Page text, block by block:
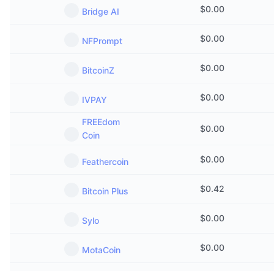
Bridge AI $0.00
NFPrompt $0.00
BitcoinZ $0.00
IVPAY $0.00
FREEdom
Coin
$0.00
Feathercoin $0.00
Bitcoin Plus $0.42
Sylo $0.00
MotaCoin $0.00